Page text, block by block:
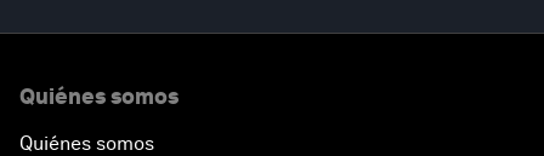
Quiénes somos
Quiénes somos